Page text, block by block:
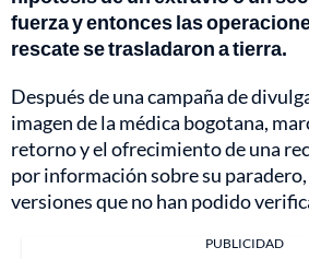
fuerza y entonces las
rescate se trasladaron a tierra.
Después de una campaña de
imagen de la médica bogotana,
retorno y el ofrecimiento de una
por información sobre su
versiones que no han podido
PUBLICIDAD